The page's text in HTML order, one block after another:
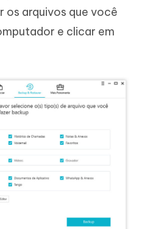
os arquivos que você
e clicar em